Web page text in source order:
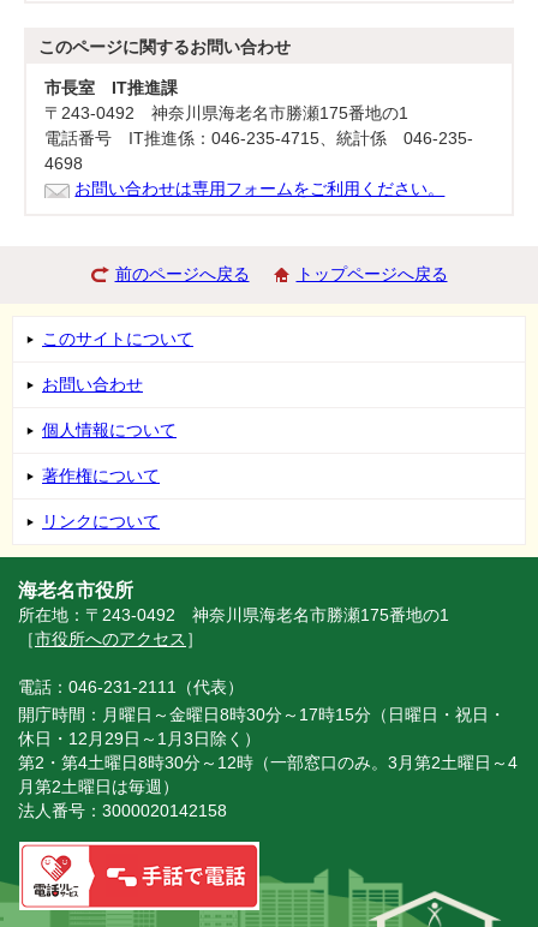
このページに関するお問い合わせ
市長室 IT推進課
〒243-0492 神奈川県海老名市勝瀬175番地の1
電話番号 IT推進係：046-235-4715、統計係 046-235-
4698
お問い合わせは専用フォームをご利用ください。
前のページへ戻る トップページへ戻る
このサイトについて
お問い合わせ
個人情報について
著作権について
リンクについて
海老名市役所
所在地：〒243-0492 神奈川県海老名市勝瀬175番地の1
［市役所へのアクセス ］
電話：046-231-2111（代表）
開庁時間：月曜日～金曜日8時30分～17時15分（日曜日・祝日・
休日・12月29日～1月3日除く）
第2・第4土曜日8時30分～12時（一部窓口のみ。3月第2土曜日～4
月第2土曜日は毎週）
法人番号：3000020142158